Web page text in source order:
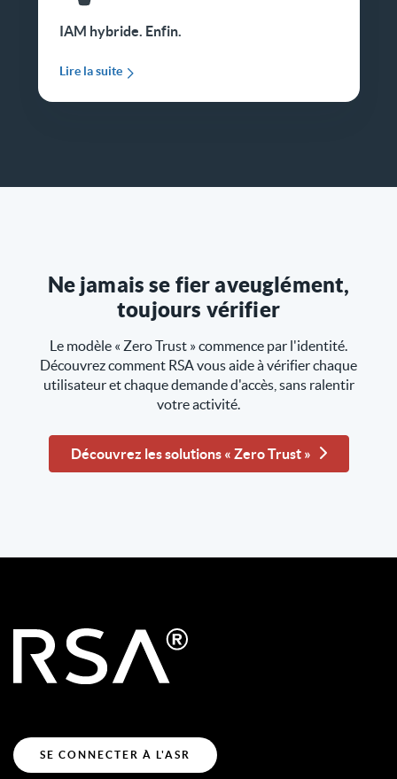
IAM hybride. Enfin.
Lire la suite
Ne jamais se fier aveuglément,
toujours vérifier
Le modèle « Zero Trust » commence par l'identité.
Découvrez comment RSA vous aide à vérifier chaque
utilisateur et chaque demande d'accès, sans ralentir
votre activité.
Découvrez les solutions « Zero Trust »
SE CONNECTER À L'ASR